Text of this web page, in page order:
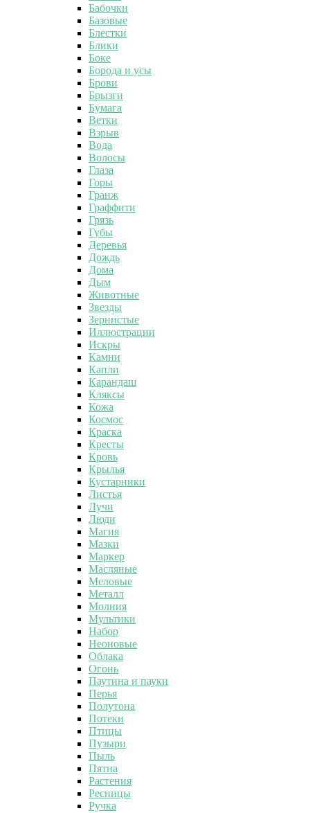
Бабочки
Базовые
Блестки
Блики
Боке
Борода и усы
Брови
Брызги
Бумага
Ветки
Взрыв
Вода
Волосы
Глаза
Горы
Гранж
Граффити
Грязь
Губы
Деревья
Дождь
Дома
Дым
Животные
Звезды
Зернистые
Иллюстрации
Искры
Камни
Капли
Карандаш
Кляксы
Кожа
Космос
Краска
Кресты
Кровь
Крылья
Кустарники
Листья
Лучи
Люди
Магия
Мазки
Маркер
Масляные
Меловые
Металл
Молния
Мультики
Набор
Неоновые
Облака
Огонь
Паутина и пауки
Перья
Полутона
Потеки
Птицы
Пузыри
Пыль
Пятна
Растения
Ресницы
Ручка